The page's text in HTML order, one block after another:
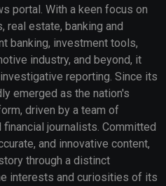
portal. With a keen focus on
real estate, banking and
banking, investment tools,
industry, and beyond, it
reporting. Since its
emerged as the nation's
driven by a team of
journalists. Committed
and innovative content,
through a distinct
interests and curiosities of its